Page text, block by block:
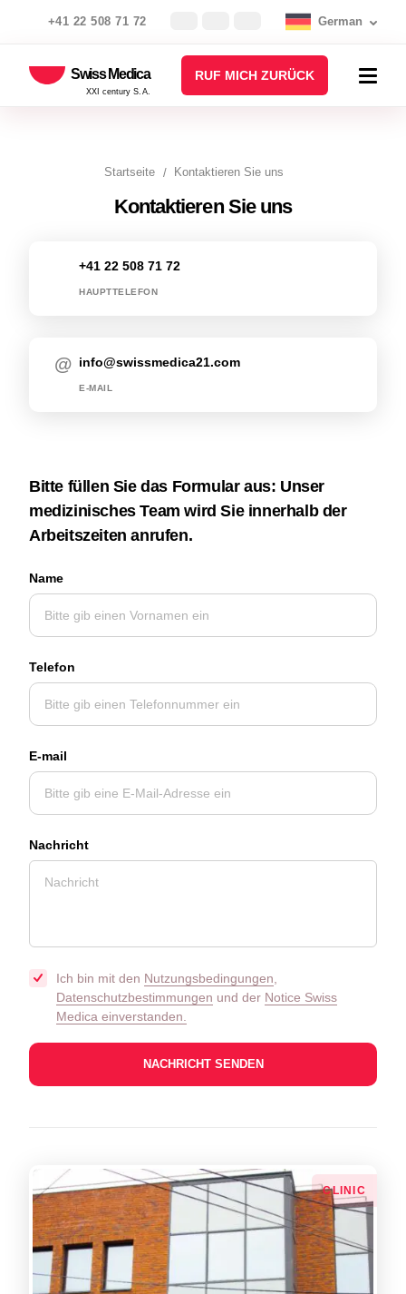
+41 22 508 71 72 German
Swiss Medica
XXI century S.A.
RUF MICH ZURÜCK
Startseite Kontaktieren Sie uns
Kontaktieren Sie uns
+41 22 508 71 72
HAUPTTELEFON
info@swissmedica21.com
E-MAIL
Bitte füllen Sie das Formular aus: Unser
medizinisches Team wird Sie innerhalb der
Arbeitszeiten anrufen.
Name
Telefon
E-mail
Nachricht
Ich bin mit den Nutzungsbedingungen
Datenschutzbestimmungen und der Notice Swiss
Medica einverstanden.
СLINIC